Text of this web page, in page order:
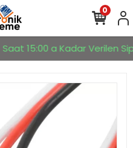
Saat 15:00 a Kadar Verilen
0